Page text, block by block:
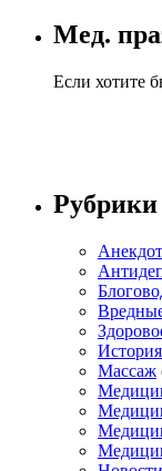
Мед.
Если хотите
Рубрики
Массаж